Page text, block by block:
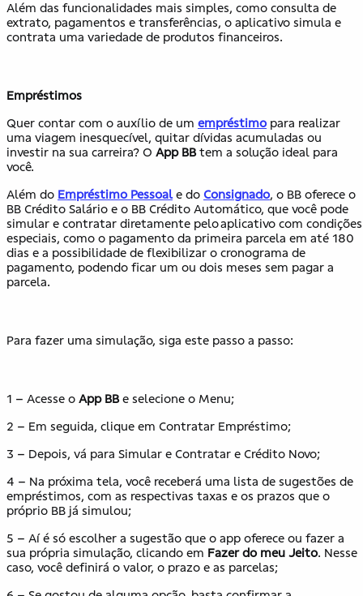
Além das funcionalidades mais simples, como consulta de
extrato, pagamentos e transferências, o aplicativo simula e
contrata uma variedade de produtos financeiros.
Empréstimos
Quer contar com o auxílio de um empréstimopara realizar
uma viagem inesquecível, quitar dívidas acumuladas ou
investir na sua carreira? O App BBtem a solução ideal para
você.
Além do Empréstimo Pessoal e do Consignado, o BB oferece o
BB Crédito Salário e o BB Crédito Automático, que você pode
simular e contratar diretamente pelo aplicativo com condições
especiais, como o pagamento da primeira parcela em até 180
dias e a possibilidade de flexibilizar o cronograma de
pagamento, podendo ficar um ou dois meses sem pagar a
parcela.
Para fazer uma simulação, siga este passo a passo:
1 – Acesse o App BBe selecione o Menu;
2 – Em seguida, clique em Contratar Empréstimo;
3 – Depois, vá para Simular e Contratar e Crédito Novo;
4 – Na próxima tela, você receberá uma lista de sugestões de
empréstimos, com as respectivas taxas e os prazos que o
próprio BB já simulou;
5 – Aí é só escolher a sugestão que o app oferece ou fazer a
sua própria simulação, clicando em Fazer do meu Jeito. Nesse
caso, você definirá o valor, o prazo e as parcelas;